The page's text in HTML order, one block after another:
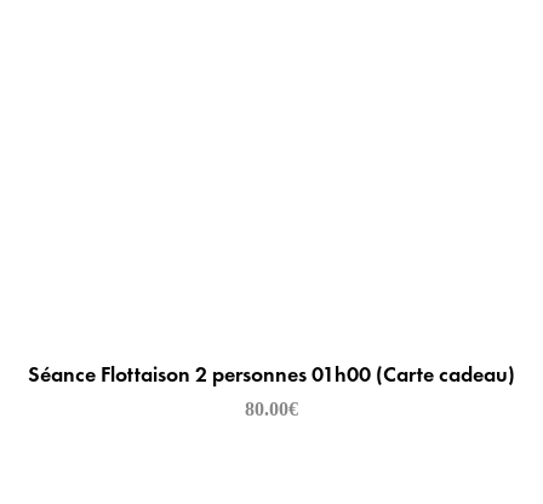
Séance Flottaison 2 personnes 01h00 (Carte cadeau)
80.00€